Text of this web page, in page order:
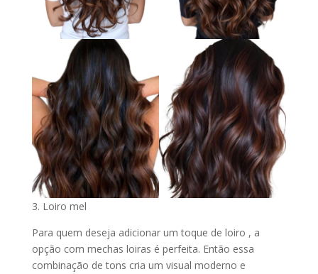
3. Loiro mel
Para quem deseja adicionar um toque de loiro , a
opção com mechas loiras é perfeita. Então essa
combinação de tons cria um visual moderno e